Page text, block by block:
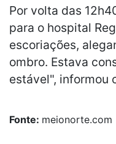
Por volta das
para o hospital
escoriações,
ombro. Estava
estável", informou
Fonte: meionorte.com